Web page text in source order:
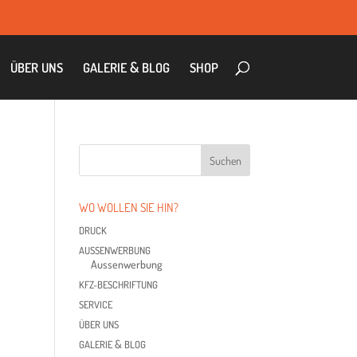
ÜBER UNS GALE­RIE& BLOG SHOP
WO WOL­LEN SIE HIN?
DRUCK
AUS­SEN­WER­BUNG
Aus­sen­wer­bung
KFZ-BESCHRIF­TUNG
SER­VICE
ÜBER UNS
GALE­RIE& BLOG